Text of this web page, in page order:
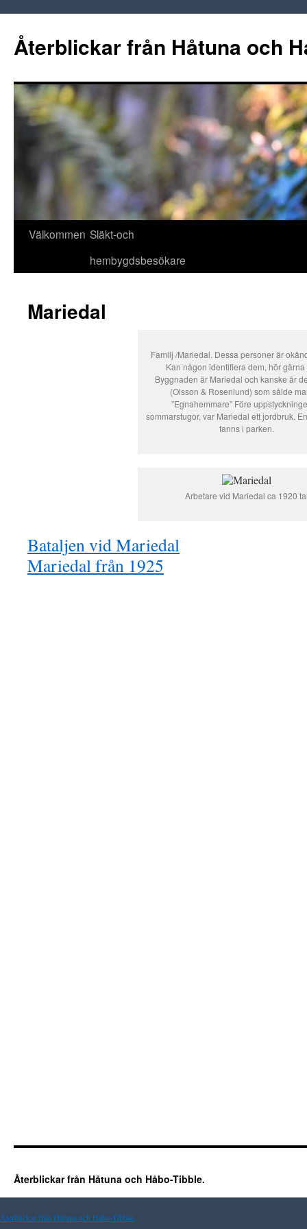
innehåll
Återblickar från Håtuna och
Välkommen Släkt-och
hembygdsbesökare
Mariedal
Familj /Mariedal. Dessa personer är
Kan någon identifiera dem, hör gärna
Byggnaden är Mariedal och kanske är
(Olsson & Rosenlund) som sålde
”Egnahemmare” Före
sommarstugor, var Mariedal ett jordbruk.
fanns i parken.
Arbetare vid Mariedal ca 1920
Bataljen vid Mariedal
Mariedal från 1925
Återblickar från Håtuna och Håbo-Tibble.
Återblickar från Håtuna och Håbo-Tibble.